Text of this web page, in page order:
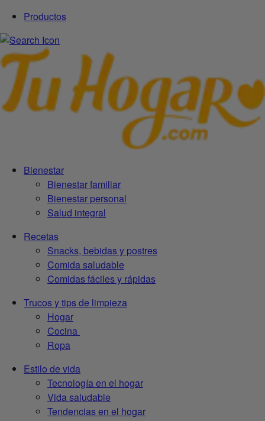
Productos
Bienestar
Bienestar familiar
Bienestar personal
Salud integral
Recetas
Snacks, bebidas y postres
Comida saludable
Comidas fáciles y rápidas
Trucos y tips de limpieza
Hogar
Cocina
Ropa
Estilo de vida
Tecnología en el hogar
Vida saludable
Tendencias en el hogar